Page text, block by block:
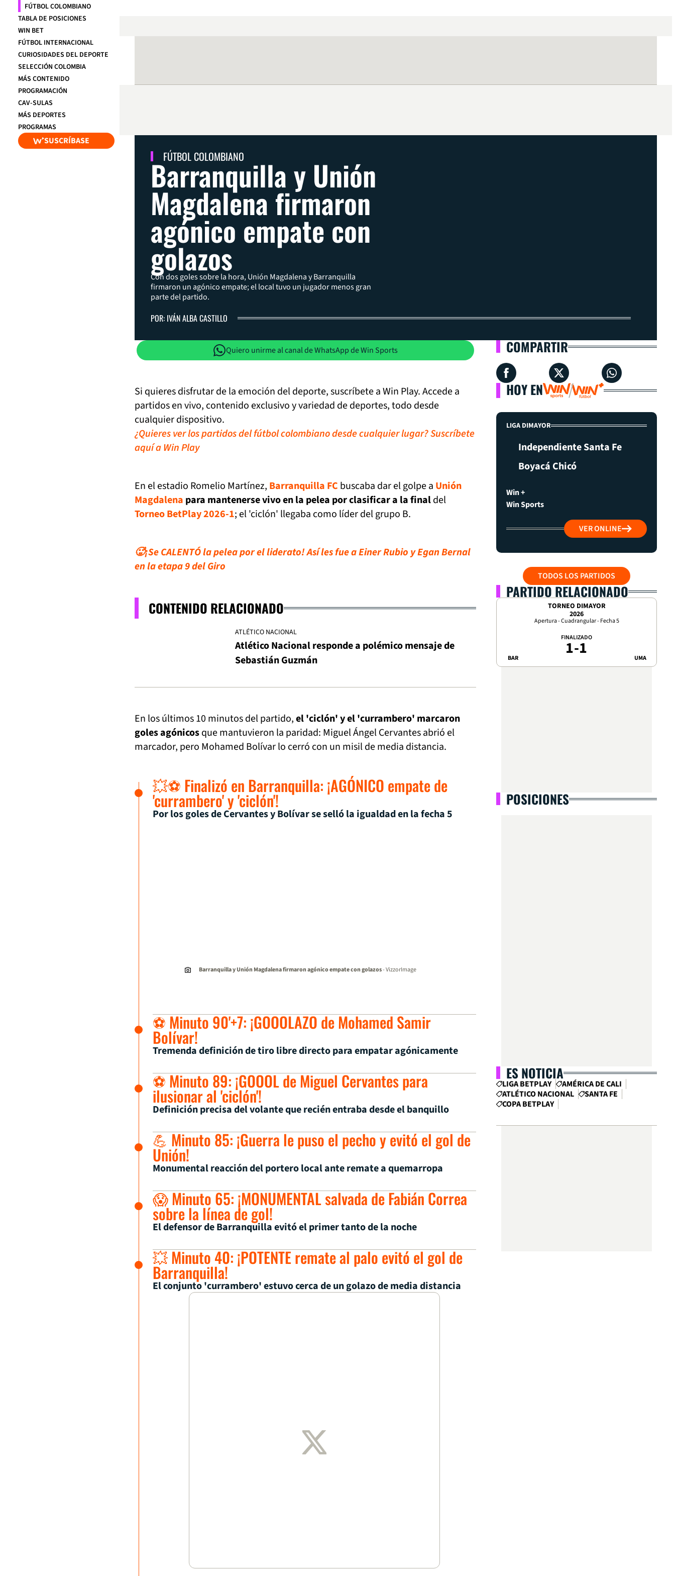
FÚTBOL COLOMBIANO
TABLA DE POSICIONES
WIN BET
FÚTBOL INTERNACIONAL
CURIOSIDADES DEL DEPORTE
SELECCIÓN COLOMBIA
MÁS CONTENIDO
PROGRAMACIÓN
CAV-SULAS
MÁS DEPORTES
PROGRAMAS
SUSCRÍBASE
FÚTBOL COLOMBIANO
Barranquilla y Unión
Magdalena firmaron
agónico empate con
golazos
Con dos goles sobre la hora, Unión Magdalena y Barranquilla
firmaron un agónico empate; el local tuvo un jugador menos gran
parte del partido.
POR: IVÁN ALBA CASTILLO
Quiero unirme al canal de WhatsApp de Win Sports
Si quieres disfrutar de la emoción del deporte, suscríbete a Win Play. Accede a
partidos en vivo, contenido exclusivo y variedad de deportes, todo desde
cualquier dispositivo.
¿Quieres ver los partidos del fútbol colombiano desde cualquier lugar? Suscríbete
aquí a Win Play
En el estadio Romelio Martínez, Barranquilla FC buscaba dar el golpe a Unión
Magdalena para mantenerse vivo en la pelea por clasificar a la finaldel
Torneo BetPlay 2026-1; el 'ciclón' llegaba como líder del grupo B.
🥵¡Se CALENTÓ la pelea por el liderato! Así les fue a Einer Rubio y Egan Bernal
en la etapa 9 del Giro
CONTENIDO RELACIONADO
ATLÉTICO NACIONAL
Atlético Nacional responde a polémico mensaje de
Sebastián Guzmán
En los últimos 10 minutos del partido,el 'ciclón' y el 'currambero' marcaron
goles agónicosque mantuvieron la paridad: Miguel Ángel Cervantes abrió el
marcador, pero Mohamed Bolívar lo cerró con un misil de media distancia.
💥⚽ Finalizó en Barranquilla: ¡AGÓNICO empate de
'currambero' y 'ciclón'!
Por los goles de Cervantes y Bolívar se selló la igualdad en la fecha 5
Barranquilla y Unión Magdalena firmaron agónico empate con golazos- VizzorImage
⚽ Minuto 90'+7: ¡GOOOLAZO de Mohamed Samir
Bolívar!
Tremenda definición de tiro libre directo para empatar agónicamente
⚽ Minuto 89: ¡GOOOL de Miguel Cervantes para
ilusionar al 'ciclón'!
Definición precisa del volante que recién entraba desde el banquillo
💪 Minuto 85: ¡Guerra le puso el pecho y evitó el gol de
Unión!
Monumental reacción del portero local ante remate a quemarropa
😱 Minuto 65: ¡MONUMENTAL salvada de Fabián Correa
sobre la línea de gol!
El defensor de Barranquilla evitó el primer tanto de la noche
💥 Minuto 40: ¡POTENTE remate al palo evitó el gol de
Barranquilla!
El conjunto 'currambero' estuvo cerca de un golazo de media distancia
COMPARTIR
HOY EN
LIGA DIMAYOR
Independiente Santa Fe
Boyacá Chicó
Win +
Win Sports
VER ONLINE
TODOS LOS PARTIDOS
PARTIDO RELACIONADO
TORNEO DIMAYOR
2026
Apertura - Cuadrangular - Fecha 5
BAR
FINALIZADO
1-1 UMA
POSICIONES
ES NOTICIA
LIGA BETPLAY
AMÉRICA DE CALI
ATLÉTICO NACIONAL
SANTA FE
COPA BETPLAY